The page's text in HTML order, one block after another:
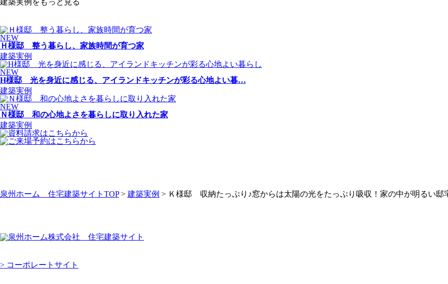
建築実例をもっと見る
NEW
Ｈ様邸 整う暮らし、家族時間が育つ家
建築実例
NEW
H様邸 光を身近に感じる、アイランドキッチンが彩る心地よい暮…
建築実例
NEW
Ｎ様邸 和の心地よさを暮らしに取り入れた家
建築実例
泉州ホーム 住宅建築サイトTOP> 建築実例 > Ｋ様邸 収納たっぷり♪窓からは太陽の光をたっぷり吸収！家の中が明るい邸
> コーポレートサイト